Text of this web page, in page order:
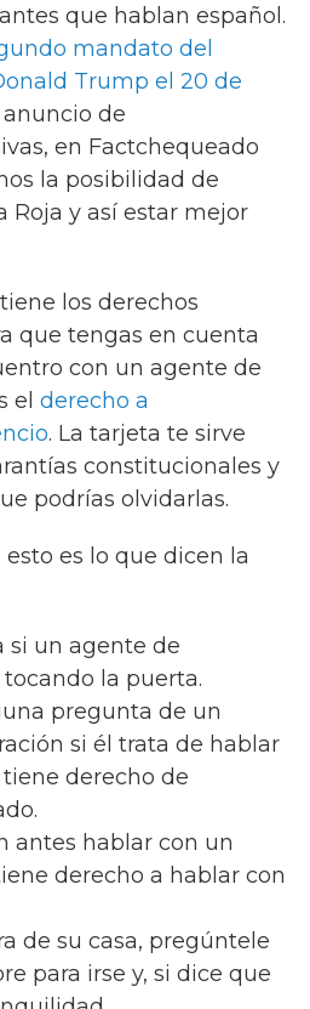
que hablan español.
mandato del
Trump el 20 de
anuncio de
en Factchequeado
la posibilidad de
Roja y así estar mejor
los derechos
que tengas en cuenta
con un agente de
el derecho a
. La tarjeta te sirve
constitucionales y
podrías olvidarlas.
es lo que dicen la
si un agente de
la puerta.
pregunta de un
si él trata de hablar
derecho de
antes hablar con un
derecho a hablar con
de su casa, pregúntele
para irse y, si dice que